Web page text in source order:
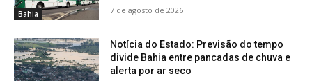
Bahia 7 de agosto de 2026
Notícia do Estado: Previsão do tempo
divide Bahia entre pancadas de chuva e
alerta por ar seco